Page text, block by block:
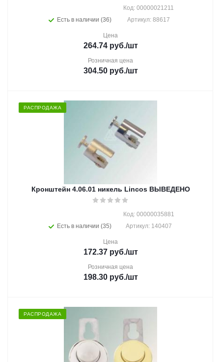
Есть в наличии (36)
Код: 00000021211
Артикул: 88617
Цена
264.74руб./шт
Розничная цена
304.50руб./шт
РАСПРОДАЖА
Кронштейн 4.06.01 никель Lincos ВЫВЕДЕНО
Есть в наличии (35)
Код: 00000035881
Артикул: 140407
Цена
172.37руб./шт
Розничная цена
198.30руб./шт
РАСПРОДАЖА